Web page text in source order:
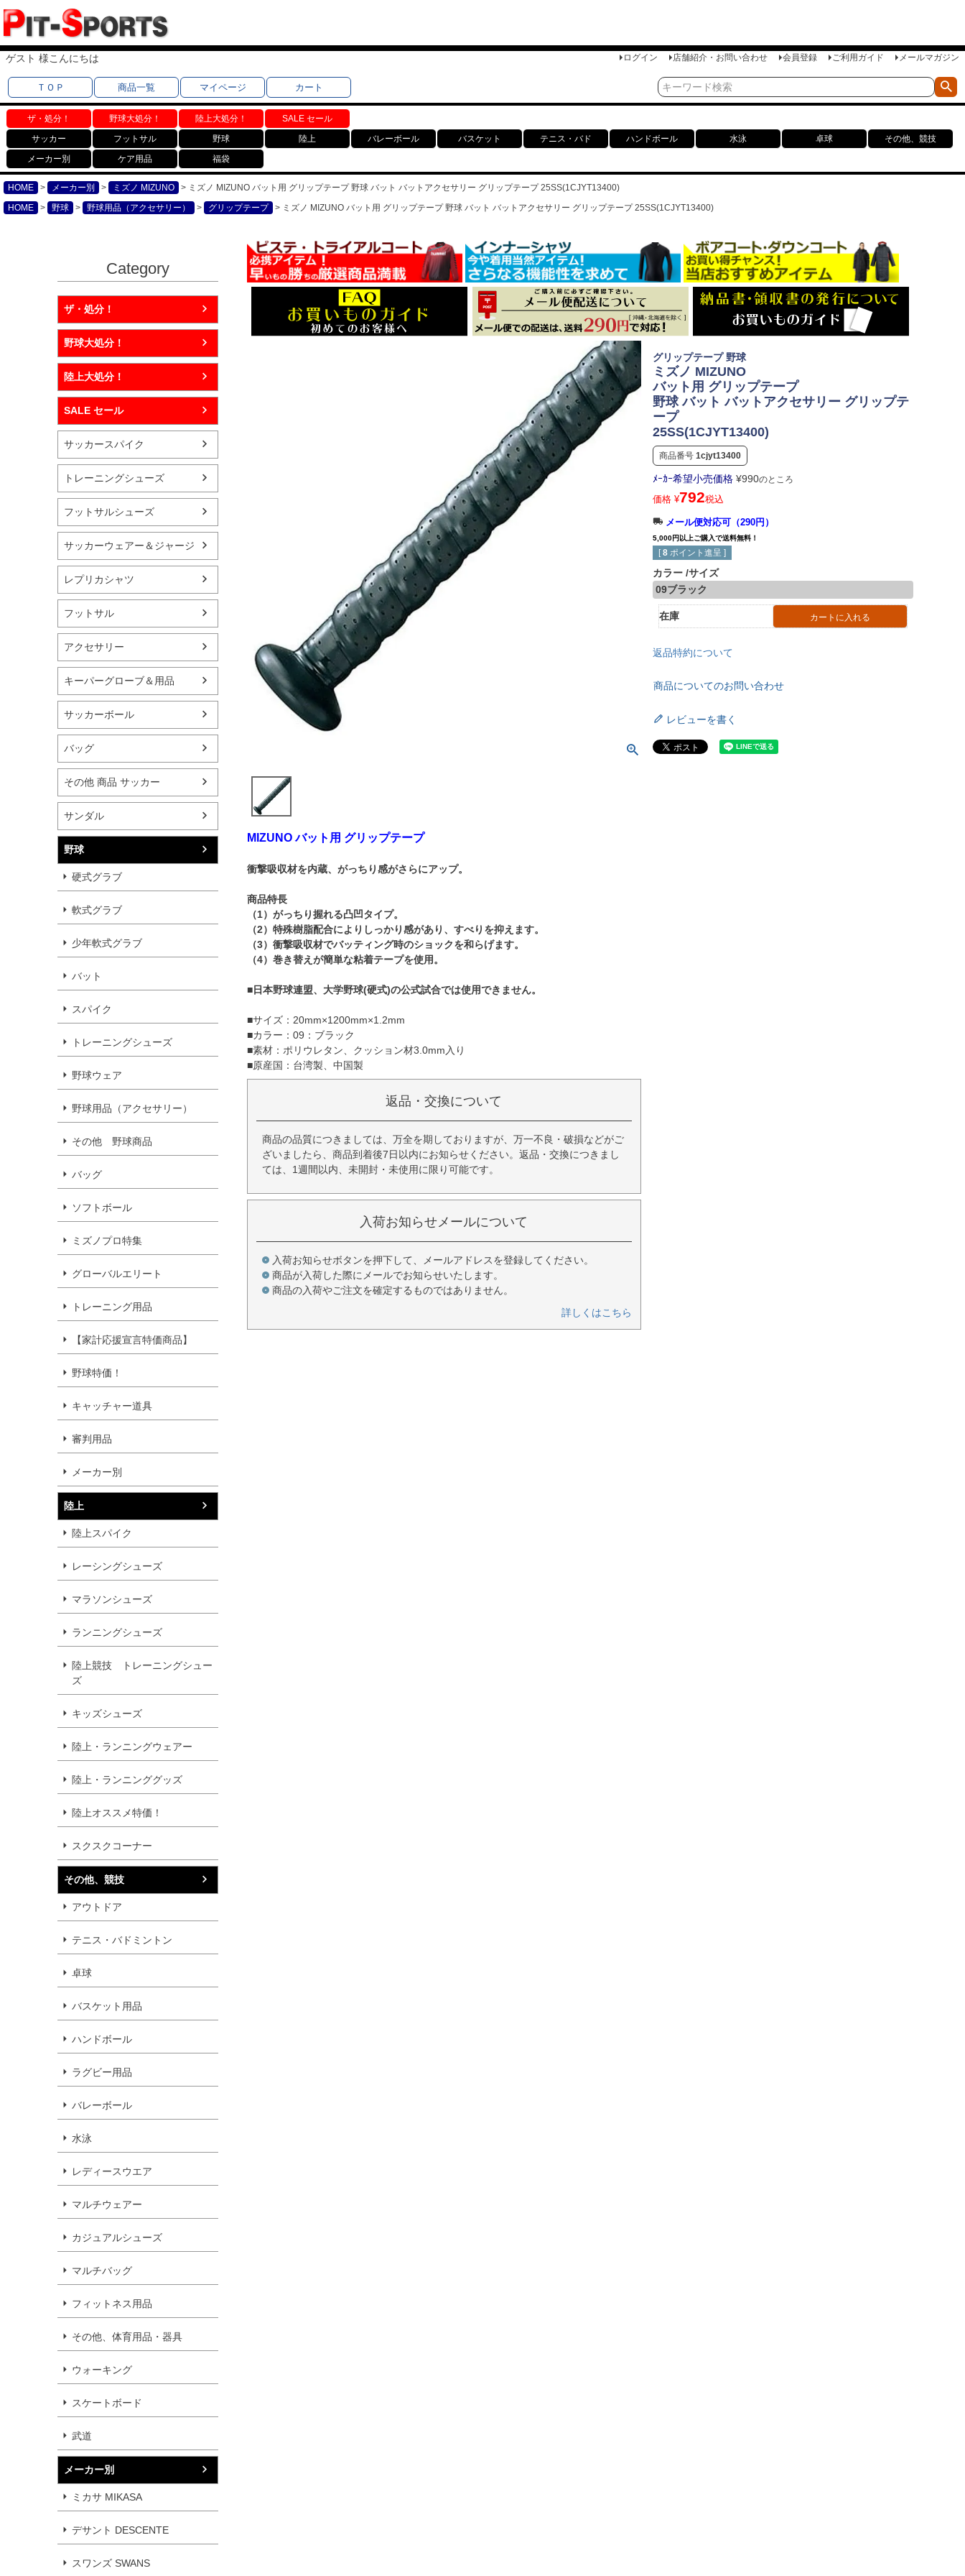
ゲスト 様こんにちは ログイン 店舗紹介・お問い合わせ 会員登録 ご利用ガイド メールマガジン
ＴＯＰ 商品一覧 マイページ カート
ザ・処分！ 野球大処分！ 陸上大処分！
SALE セール
サッカー
フットサル 野球 陸上 バレーボール バスケット テニス・バド ハンドボール 水泳 卓球
その他、競技
メーカー別
ケア用品 福袋
HOME メーカー別 ミズノ MIZUNO
ミズノ MIZUNO バット用 グリップテープ 野球 バット バットアクセサリー グリップテープ 25SS(1CJYT13400)
HOME
野球 野球用品（アクセサリー） グリップテープ ミズノ MIZUNO バット用 グリップテープ 野球 バット バットアクセサリー グリップテープ 25SS(1CJYT13400)
Category
ザ・処分！
野球大処分！
陸上大処分！
SALE セール
サッカースパイク
トレーニングシューズ
フットサルシューズ
サッカーウェアー＆ジャージ
レプリカシャツ
フットサル
アクセサリー
キーパーグローブ＆用品
サッカーボール
バッグ
その他 商品 サッカー
サンダル
野球
硬式グラブ
軟式グラブ
少年軟式グラブ
バット
スパイク
トレーニングシューズ
野球ウェア
野球用品（アクセサリー）
その他 野球商品
バッグ
ソフトボール
ミズノプロ特集
グローバルエリート
トレーニング用品
【家計応援宣言特価商品】
野球特価！
キャッチャー道具
審判用品
メーカー別
陸上
陸上スパイク
レーシングシューズ
マラソンシューズ
ランニングシューズ
陸上競技 トレーニングシュー
ズ
キッズシューズ
陸上・ランニングウェアー
陸上・ランニンググッズ
陸上オススメ特価！
スクスクコーナー
その他、競技
アウトドア
テニス・バドミントン
卓球
バスケット用品
ハンドボール
ラグビー用品
バレーボール
水泳
レディースウエア
マルチウェアー
カジュアルシューズ
マルチバッグ
フィットネス用品
その他、体育用品・器具
ウォーキング
スケートボード
武道
メーカー別
ミカサ MIKASA
デサント DESCENTE
スワンズ SWANS
MIZUNO バット用 グリップテープ
衝撃吸収材を内蔵、がっちり感がさらにアップ。
商品特長
（1）がっちり握れる凸凹タイプ。
（2）特殊樹脂配合によりしっかり感があり、すべりを抑えます。
（3）衝撃吸収材でバッティング時のショックを和らげます。
（4）巻き替えが簡単な粘着テープを使用。
■日本野球連盟、大学野球(硬式)の公式試合では使用できません。
■サイズ：20mm×1200mm×1.2mm
■カラー：09：ブラック
■素材：ポリウレタン、クッション材3.0mm入り
■原産国：台湾製、中国製
返品・交換について
商品の品質につきましては、万全を期しておりますが、万一不良・破損などがご
ざいましたら、商品到着後7日以内にお知らせください。返品・交換につきまし
ては、1週間以内、未開封・未使用に限り可能です。
入荷お知らせメールについて
入荷お知らせボタンを押下して、メールアドレスを登録してください。
商品が入荷した際にメールでお知らせいたします。
商品の入荷やご注文を確定するものではありません。
詳しくはこちら
グリップテープ 野球
ミズノ MIZUNO
バット用 グリップテープ
野球 バット バットアクセサリー グリップテ
ープ
25SS(1CJYT13400)
商品番号 1cjyt13400
ﾒｰｶｰ希望小売価格 ¥990のところ
価格 ¥792税込
メール便対応可（290円）
5,000円以上ご購入で送料無料！
[ 8 ポイント進呈 ]
カラー サイズ
09ブラック
在庫 カートに入れる
返品特約について
商品についてのお問い合わせ
レビューを書く